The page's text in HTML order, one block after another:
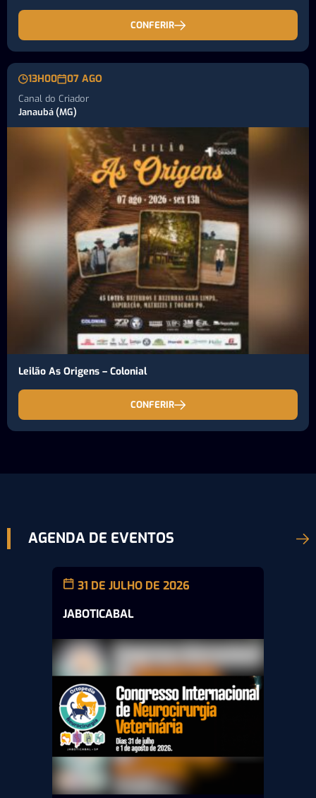
CONFERIR
13H00 07 AGO
Canal do Criador
Janaubá (MG)
Leilão As Origens – Colonial
CONFERIR
AGENDA DE EVENTOS
31 DE JULHO DE 2026
JABOTICABAL